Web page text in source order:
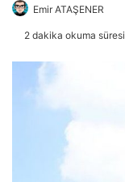
Emir ATAŞENER
2 dakika okuma süresi